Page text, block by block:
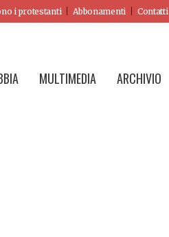
i protestanti Abbonamenti Contatti
MULTIMEDIA ARCHIVIO